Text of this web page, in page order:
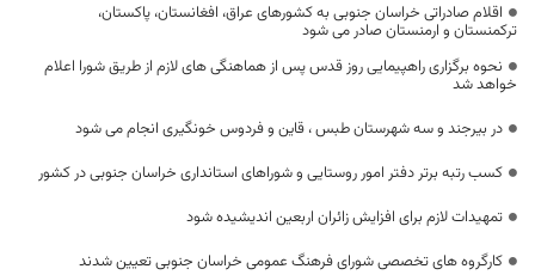
اقلام صادراتی خراسان جنوبی به کشورهای عراق، افغانستان، پاکستان،
ترکمنستان و ارمنستان صادر می شود
نحوه برگزاری راهپیمایی روز قدس پس از هماهنگی های لازم از طریق شورا اعلام
خواهد شد
در بیرجند و سه شهرستان طبس ، قاین و فردوس خونگیری انجام می شود
کسب رتبه برتر دفتر امور روستایی و شوراهای استانداری خراسان جنوبی در کشور
تمهیدات لازم برای افزایش زائران اربعین اندیشیده شود
کارگروه های تخصصی شورای فرهنگ عمومی خراسان جنوبی تعیین شدند